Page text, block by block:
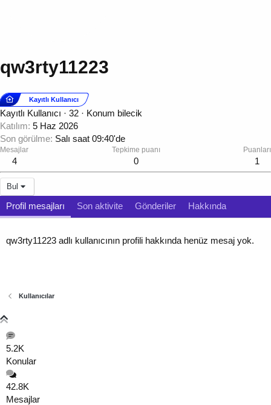
qw3rty11223
Kayıtlı Kullanıcı
Kayıtlı Kullanıcı · 32 · Konum bilecik
Katılım 5 Haz 2026
Son görülme Salı saat 09:40'de
Mesajlar
4
Tepkime puanı
0
Puanları
1
Bul
Profil mesajları Son aktivite Gönderiler Hakkında
qw3rty11223 adlı kullanıcının profili hakkında henüz mesaj yok.
Kullanıcılar
5.2K
Konular
42.8K
Mesajlar